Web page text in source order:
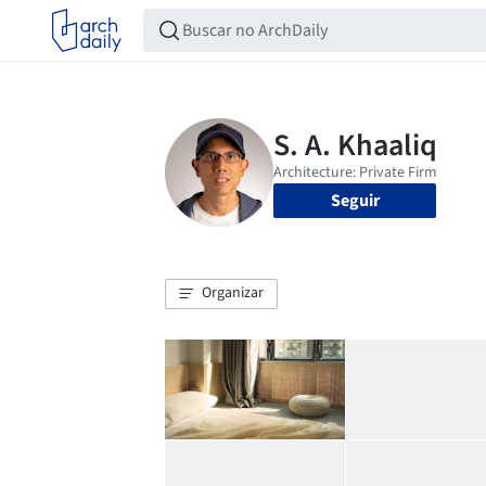
Seguir
Organizar